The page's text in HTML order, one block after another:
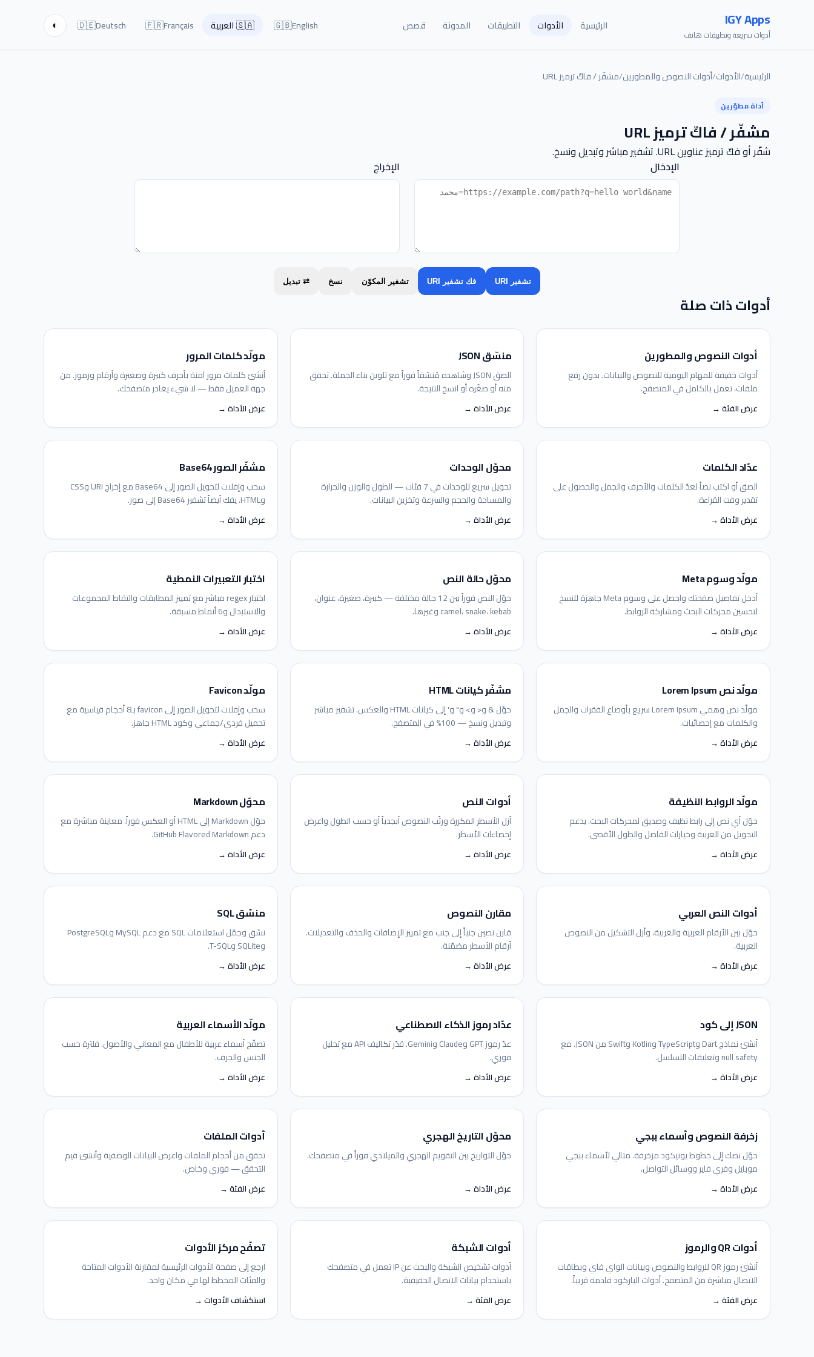
IGY Apps
أدوات سريعة وتطبيقات هاتف
الرئيسية الأدوات التطبيقات المدونة قصص 🇬🇧English
🇸🇦العربية 🇫🇷Français
🇩🇪Deutsch
◐
الرئيسية/الأدوات/أدوات النصوص والمطورين/مشفّر / فاكّ ترميز URL
أداة مطوّرين
مشفّر / فاكّ ترميز URL
شفّر أو فكّ ترميز عناوين URL. تشفير مباشر وتبديل ونسخ.
الإدخال
الإخراج
تشفير URI فك تشفير URI تشفير المكوّن نسخ ⇄ تبديل
أدوات ذات صلة
أدوات النصوص والمطورين
أدوات خفيفة للمهام اليومية للنصوص والبيانات. بدون رفع
ملفات، تعمل بالكامل في المتصفح.
عرض الفئة →
منسّق JSON
الصق JSON وشاهده مُنسّقاً فوراً مع تلوين بناء الجملة. تحقق
منه أو صغّره أو انسخ النتيجة.
عرض الأداة →
مولّد كلمات المرور
أنشئ كلمات مرور آمنة بأحرف كبيرة وصغيرة وأرقام ورموز. من
جهة العميل فقط — لا شيء يغادر متصفحك.
عرض الأداة →
عدّاد الكلمات
الصق أو اكتب نصاً لعدّ الكلمات والأحرف والجمل والحصول على
تقدير وقت القراءة.
عرض الأداة →
محوّل الوحدات
تحويل سريع للوحدات في 7 فئات — الطول والوزن والحرارة
والمساحة والحجم والسرعة وتخزين البيانات.
عرض الأداة →
مشفّر الصور Base64
سحب وإفلات لتحويل الصور إلى Base64 مع إخراج URI وCSS
وHTML. يفك أيضاً تشفير Base64 إلى صور.
عرض الأداة →
مولّد وسوم Meta
أدخل تفاصيل صفحتك واحصل على وسوم Meta جاهزة للنسخ
لتحسين محركات البحث ومشاركة الروابط.
عرض الأداة →
محوّل حالة النص
حوّل النص فوراً بين 12 حالة مختلفة — كبيرة، صغيرة، عنوان،
camel، snake، kebab وغيرها.
عرض الأداة →
اختبار التعبيرات النمطية
اختبار regex مباشر مع تمييز المطابقات والتقاط المجموعات
والاستبدال و6 أنماط مسبقة.
عرض الأداة →
مولّد نص Lorem Ipsum
مولّد نص وهمي Lorem Ipsum سريع بأوضاع الفقرات والجمل
والكلمات مع إحصائيات.
عرض الأداة →
مشفّر كيانات HTML
حوّل & و< و> و" و' إلى كيانات HTML والعكس. تشفير مباشر
وتبديل ونسخ — 100% في المتصفح.
عرض الأداة →
مولّد Favicon
سحب وإفلات لتحويل الصور إلى favicon بـ8 أحجام قياسية مع
تحميل فردي/جماعي وكود HTML جاهز.
عرض الأداة →
مولّد الروابط النظيفة
حوّل أي نص إلى رابط نظيف وصديق لمحركات البحث. يدعم
التحويل من العربية وخيارات الفاصل والطول الأقصى.
عرض الأداة →
أدوات النص
أزل الأسطر المكررة ورتّب النصوص أبجدياً أو حسب الطول واعرض
إحصاءات الأسطر.
عرض الأداة →
محوّل Markdown
حوّل Markdown إلى HTML أو العكس فوراً. معاينة مباشرة مع
دعم GitHub Flavored Markdown.
عرض الأداة →
أدوات النص العربي
حوّل بين الأرقام العربية والغربية، وأزل التشكيل من النصوص
العربية.
عرض الأداة →
مقارن النصوص
قارن نصين جنباً إلى جنب مع تمييز الإضافات والحذف والتعديلات.
أرقام الأسطر مضمّنة.
عرض الأداة →
منسّق SQL
نسّق وجمّل استعلامات SQL مع دعم MySQL وPostgreSQL
وSQLite وT-SQL.
عرض الأداة →
JSON إلى كود
أنشئ نماذج Dart وTypeScript وKotlin وSwift من JSON. مع
null safety وتعليقات التسلسل.
عرض الأداة →
عدّاد رموز الذكاء الاصطناعي
عدّ رموز GPT وClaude وGemini. قدّر تكاليف API مع تحليل
فوري.
عرض الأداة →
مولّد الأسماء العربية
تصفّح أسماء عربية للأطفال مع المعاني والأصول. فلترة حسب
الجنس والحرف.
عرض الأداة →
زخرفة النصوص وأسماء ببجي
حوّل نصك إلى خطوط يونيكود مزخرفة. مثالي لأسماء ببجي
موبايل وفري فاير ووسائل التواصل.
عرض الأداة →
محوّل التاريخ الهجري
حوّل التواريخ بين التقويم الهجري والميلادي فوراً في متصفحك.
عرض الأداة →
أدوات الملفات
تحقق من أحجام الملفات واعرض البيانات الوصفية وأنشئ قيم
التحقق — فوري وخاص.
عرض الفئة →
أدوات QR والرموز
أنشئ رموز QR للروابط والنصوص وبيانات الواي فاي وبطاقات
الاتصال مباشرة من المتصفح. أدوات الباركود قادمة قريباً.
عرض الفئة →
أدوات الشبكة
أدوات تشخيص الشبكة والبحث عن IP تعمل في متصفحك
باستخدام بيانات الاتصال الحقيقية.
عرض الفئة →
تصفّح مركز الأدوات
ارجع إلى صفحة الأدوات الرئيسية لمقارنة الأدوات المتاحة
والفئات المخطط لها في مكان واحد.
استكشاف الأدوات →